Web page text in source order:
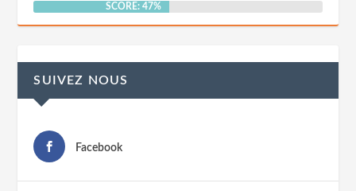
SCORE: 47%
SUIVEZ NOUS
Facebook